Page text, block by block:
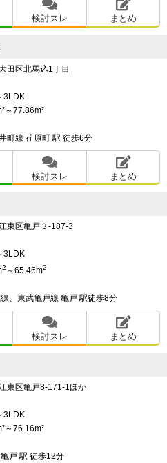
検討スレ まとめ
田区北馬込1丁目
3LDK
～77.86m²
町線 荏原町 駅 徒歩6分
検討スレ まとめ
東区亀戸３-187-3
3LDK
2 ～65.46m2
、東武亀戸線 亀戸 駅徒歩8分
検討スレ まとめ
東区亀戸8-171-1ほか
3LDK
～76.16m²
戸 駅 徒歩12分